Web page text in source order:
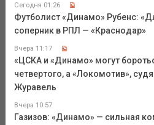
Сегодня 01:26
Футболист «Динамо» Рубенс:
соперник в РПЛ — «Краснодар»
Вчера 11:17
«ЦСКА и «Динамо» могут
четвертого, а «Локомотив»,
Журавель
Вчера 10:57
Газизов: «Динамо» — сильная